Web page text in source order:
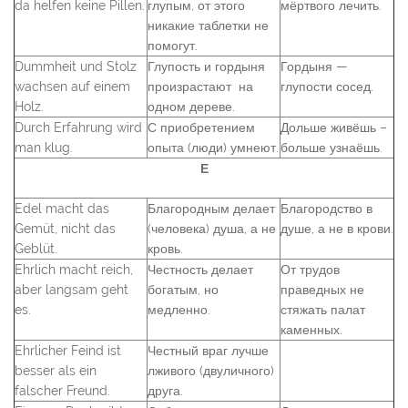
da helfen keine Pillen. глупым, от этого
никакие таблетки не
помогут.
мёртвого лечить.
Dummheit und Stolz
wachsen auf einem
Holz.
Глупость и гордыня
произрастают на
одном дереве.
Гордыня —
глупости сосед.
Durch Erfahrung wird
man klug.
С приобретением
опыта (люди) умнеют.
Дольше живёшь –
больше узнаёшь.
Е
Edel macht das
Gemüt, nicht das
Geblüt.
Благородным делает
(человека) душа, а не
кровь.
Благородство в
душе, а не в крови.
Ehrlich macht reich,
aber langsam geht
es.
Честность делает
богатым, но
медленно.
От трудов
праведных не
стяжать палат
каменных.
Ehrlicher Feind ist
besser als ein
falscher Freund.
Честный враг лучше
лживого (двуличного)
друга.